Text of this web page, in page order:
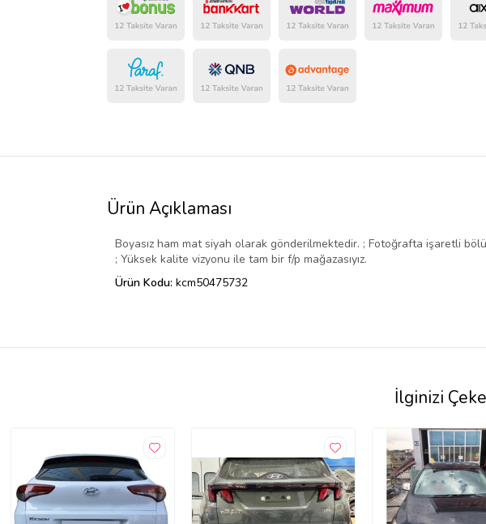
Ürün Açıklaması
Boyasız ham mat siyah olarak gönderilmektedir. ; Fotoğrafta işaretli
; Yüksek kalite vizyonu ile tam bir f/p mağazasıyız.
Ürün Kodu: kcm50475732
İlginizi